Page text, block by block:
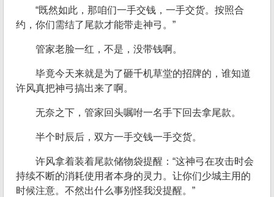
“既然如此，那咱们一手交钱，一手交货。按照合
约，你们需结了尾款才能带走神弓。”
管家老脸一红，不是，没带钱啊。
毕竟今天来就是为了砸千机草堂的招牌的，谁知道
许风真把神弓搞出来了啊。
无奈之下，管家回头嘱咐一名手下回去拿尾款。
半个时辰后，双方一手交钱一手交货。
许风拿着装着尾款储物袋提醒：“这神弓在攻击时会
持续不断的消耗使用者本身的灵力。让你们少城主用的
时候注意。不然出什么事别怪我没提醒。”